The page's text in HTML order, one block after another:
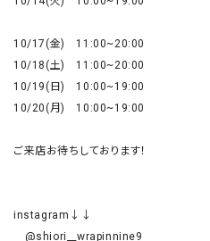
10/17(金)　11:00~20:00
10/18(土)　11:00~20:00
10/19(日)　10:00~19:00
10/20(月)　10:00~19:00
ご来店お待ちしております！
instagram↓↓
@shiori__wrapinnine9